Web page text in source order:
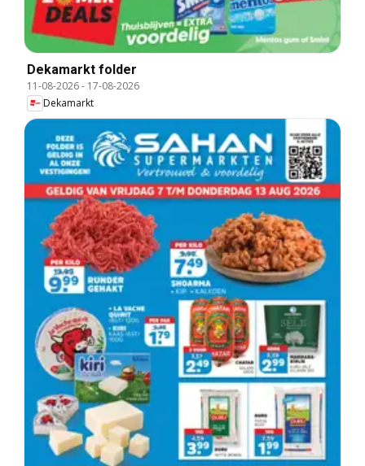
Dekamarkt folder
11-08-2026- 17-08-2026
Dekamarkt